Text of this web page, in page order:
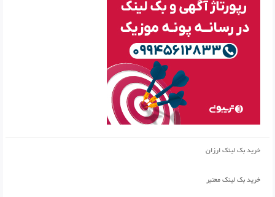
خرید بک لینک ارزان
خرید بک لینک معتبر